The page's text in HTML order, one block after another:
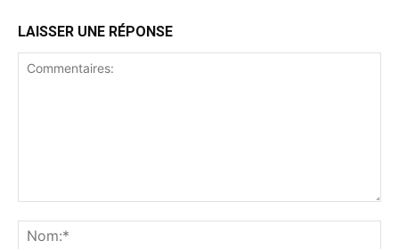
LAISSER UNE RÉPONSE